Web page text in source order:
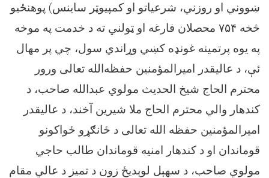
ښووني او روزني، شرعیاتو او کمپیوټر ساینس) پوهنځیو
څخه ۷۵۴ محصلان فارغه او ټولني ته د خدمت په موخه
په يوه پرتمینه غونډه کښي وړاندي سول، چي پر مهال
ئې، د عالیقدر امیرالمؤمنین حفظه‌الله تعالی ورور
محترم الحاج شیخ الحدیث مولوي عبدالله صاحب، د
کندهار والي محترم الحاج ملا شیرين آخند، د عالیقدر
امیرالمؤمنین حفظه الله تعالی د ځانګړو ځواکونو
قوماندان او د کندهار امنیه قوماندان طالب حاجي
مولوي صاحب، د سهېل لوېدیځ زون د تمیز د عالي مقام